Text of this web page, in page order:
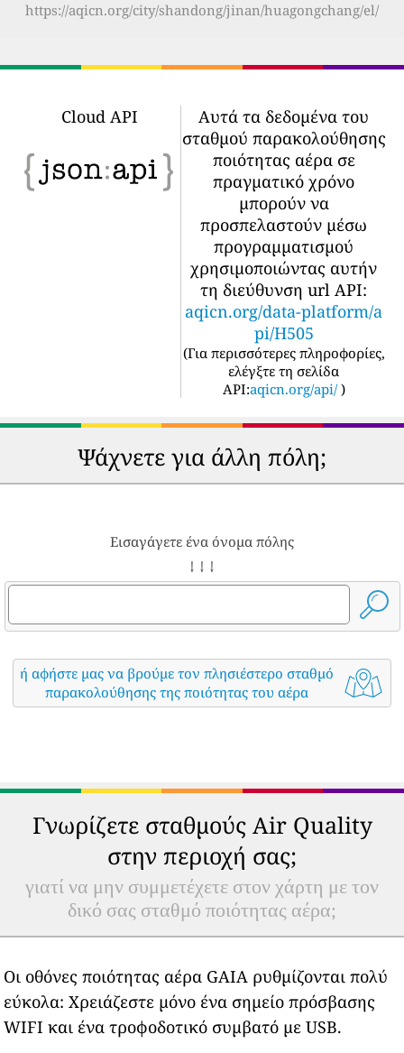
https://aqicn.org/city/shandong/jinan/huagongchang/el/
Cloud API
Αυτά τα δεδομένα του
σταθμού παρακολούθησης
ποιότητας αέρα σε
πραγματικό χρόνο
μπορούν να
προσπελαστούν μέσω
προγραμματισμού
χρησιμοποιώντας αυτήν
τη διεύθυνση url API:
aqicn.org/data-platform/a
pi/H505
(Για περισσότερες πληροφορίες,
ελέγξτε τη σελίδα
API:aqicn.org/api/ )
Ψάχνετε για άλλη πόλη;
Εισαγάγετε ένα όνομα πόλης
↓ ↓ ↓
ή αφήστε μας να βρούμε τον πλησιέστερο σταθμό
παρακολούθησης της ποιότητας του αέρα
Γνωρίζετε σταθμούς Air Quality
στην περιοχή σας;
γιατί να μην συμμετέχετε στον χάρτη με τον
δικό σας σταθμό ποιότητας αέρα;
Οι οθόνες ποιότητας αέρα GAIA ρυθμίζονται πολύ
εύκολα: Χρειάζεστε μόνο ένα σημείο πρόσβασης
WIFI και ένα τροφοδοτικό συμβατό με USB.